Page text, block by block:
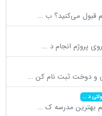
قبول می‌کنید؟ ب ...
پروژم انجام د ...
و دوخت ثبت نام کن ...
د...
بهترین مدرسه ک ...